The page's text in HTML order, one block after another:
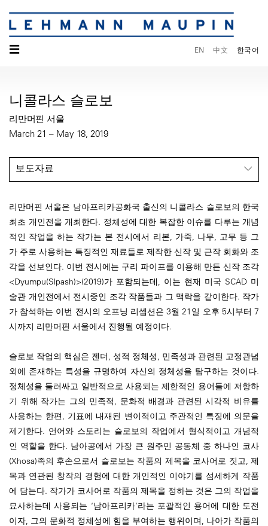
☰ EN 中文 한국어
니콜라스 슬로보
리만머핀 서울
March 21 – May 18, 2019
보도자료
리만머핀 서울은 남아프리카공화국 출신의 니콜라스 슬로보의 한국
최초 개인전을 개최한다. 정체성에 대한 복잡한 이슈를 다루는 개념
적인 작업을 하는 작가는 본 전시에서 리본, 가죽, 나무, 고무 등 그
가 주로 사용하는 특징적인 재료들로 제작한 신작 및 근작 회화와 조
각을 선보인다. 이번 전시에는 구리 파이프를 이용해 만든 신작 조각
<Dyumpu(Slpash)>(2019)가 포함되는데, 이는 현재 미국 SCAD 미
술관 개인전에서 전시중인 조각 작품들과 그 맥락을 같이한다. 작가
가 참석하는 이번 전시의 오프닝 리셉션은 3월 21일 오후 5시부터 7
시까지 리만머핀 서울에서 진행될 예정이다.
슬로보 작업의 핵심은 젠더, 성적 정체성, 민족성과 관련된 고정관념
외에 존재하는 특성을 규명하여 자신의 정체성을 탐구하는 것이다.
정체성을 둘러싸고 일반적으로 사용되는 제한적인 용어들에 저항하
기 위해 작가는 그의 민족적, 문화적 배경과 관련된 시각적 비유를
사용하는 한편, 기표에 내재된 변이적이고 주관적인 특징에 의문을
제기한다. 언어와 스토리는 슬로보의 작업에서 형식적이고 개념적
인 역할을 한다. 남아공에서 가장 큰 원주민 공동체 중 하나인 코사
(Xhosa)족의 후손으로서 슬로보는 작품의 제목을 코사어로 짓고, 제
목과 연관된 창작의 경험에 대한 개인적인 이야기를 섬세하게 작품
에 담는다. 작가가 코사어로 작품의 제목을 정하는 것은 그의 작업을
묘사하는데 사용되는 ‘남아프리카’라는 포괄적인 용어에 대한 도전
이자, 그의 문화적 정체성에 힘을 부여하는 행위이며, 나아가 작품의